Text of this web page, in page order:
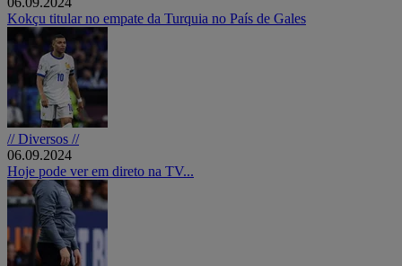
Kokçu titular no empate da Turquia no País de Gales
// Diversos //
06.09.2024
Hoje pode ver em direto na TV...